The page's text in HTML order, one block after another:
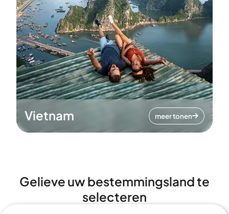
Vietnam meer tonen
Gelieve uw bestemmingsland te
selecteren